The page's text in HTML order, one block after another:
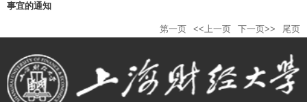
事宜的通知
第一页 <<上一页 下一页>> 尾页